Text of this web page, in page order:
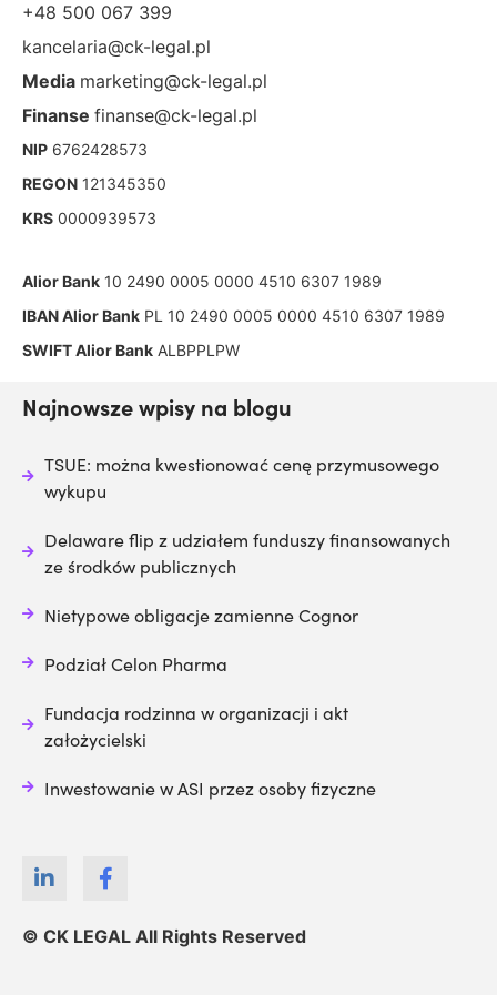
+48 500 067 399
kancelaria@ck-legal.pl
Media marketing@ck-legal.pl
Finanse finanse@ck-legal.pl
NIP 6762428573
REGON 121345350
KRS 0000939573
Alior Bank 10 2490 0005 0000 4510 6307 1989
IBAN Alior Bank PL 10 2490 0005 0000 4510 6307 1989
SWIFT Alior Bank ALBPPLPW
© CK LEGAL All Rights Reserved
Najnowsze wpisy na blogu
TSUE: można kwestionować cenę przymusowego
wykupu
Delaware flip z udziałem funduszy finansowanych
ze środków publicznych
Nietypowe obligacje zamienne Cognor
Podział Celon Pharma
Fundacja rodzinna w organizacji i akt
założycielski
Inwestowanie w ASI przez osoby fizyczne